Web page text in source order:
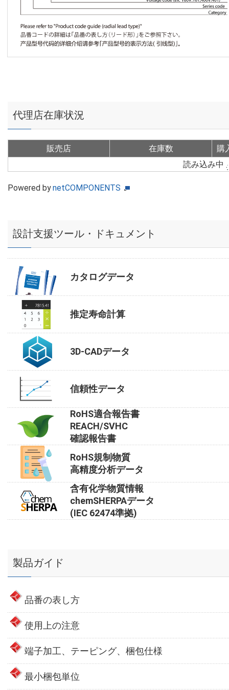
代理店在庫状況
販売店 在庫数
購
読み込み中
Powered bynetCOMPONENTS
設計支援ツール・ドキュメント
カタログデータ
推定寿命計算
3D-CADデータ
信頼性データ
RoHS適合報告書
REACH/SVHC
確認報告書
RoHS規制物質
高精度分析データ
含有化学物質情報
chemSHERPAデータ
(IEC 62474準拠)
製品ガイド
品番の表し方
使用上の注意
端子加工、テーピング、梱包仕様
最小梱包単位